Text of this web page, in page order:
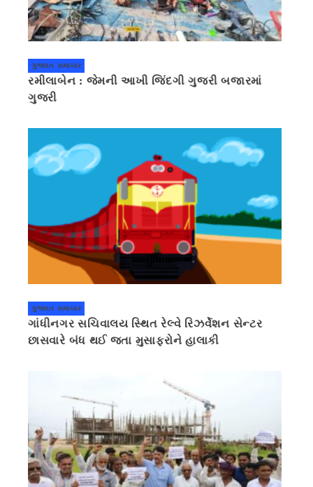
ગુજરાત સમાચાર
રમીલાબેન : જેમની આખી જિંદગી ગુજરી બજારમાં
ગુજરી
ગુજરાત સમાચાર
ગાંધીનગર સચિવાલય સ્થિત રેલ્વે રિઝર્વેશન સેન્ટર
છાસવારે બંધ થઈ જતા મુસાફરોને હાલાકી